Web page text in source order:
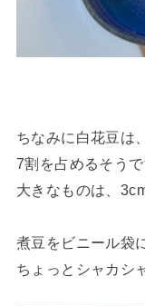
ちなみに白花豆は
7割を占めるそうで
大きなものは、
煮豆をビニール袋
ちょっとシャカシ